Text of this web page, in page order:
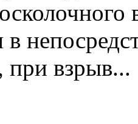
при взрыв...